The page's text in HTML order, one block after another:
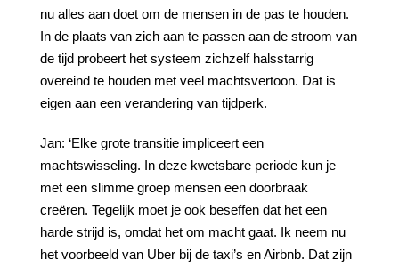
nu alles aan doet om de mensen in de pas te houden.
In de plaats van zich aan te passen aan de stroom van
de tijd probeert het systeem zichzelf halsstarrig
overeind te houden met veel machtsvertoon. Dat is
eigen aan een verandering van tijdperk.
Jan: ‘Elke grote transitie impliceert een
machtswisseling. In deze kwetsbare periode kun je
met een slimme groep mensen een doorbraak
creëren. Tegelijk moet je ook beseffen dat het een
harde strijd is, omdat het om macht gaat. Ik neem nu
het voorbeeld van Uber bij de taxi’s en Airbnb. Dat zijn